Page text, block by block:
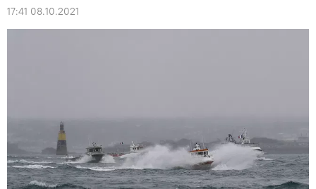
17:41 08.10.2021